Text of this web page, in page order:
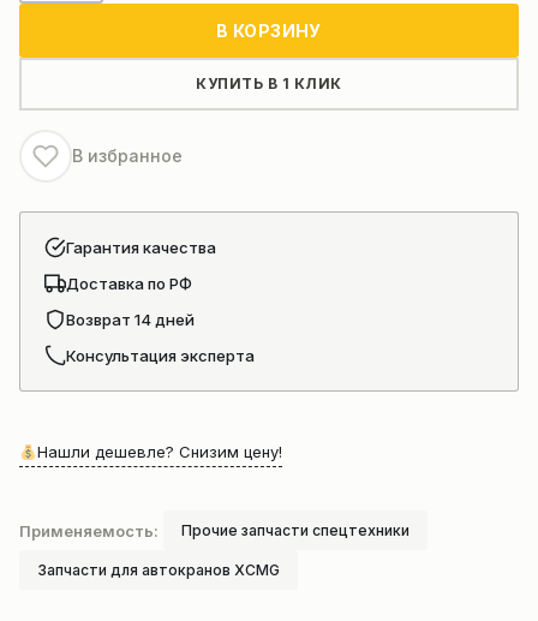
06
для
двигатель
В КОРЗИНУ
КУПИТЬ В 1 КЛИК
В избранное
Гарантия качества
Доставка по РФ
Возврат 14 дней
Консультация эксперта
Нашли дешевле? Снизим цену!
Применяемость: Прочие запчасти спецтехники
Запчасти для автокранов XCMG